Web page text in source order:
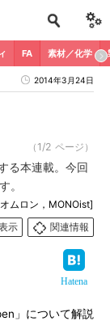
FA 素材／化学
2014年3月24日
（1/2 ページ）
る本連載。今回
。
ムロン，MONOist]
示
関連情報
Hatena
」について解説